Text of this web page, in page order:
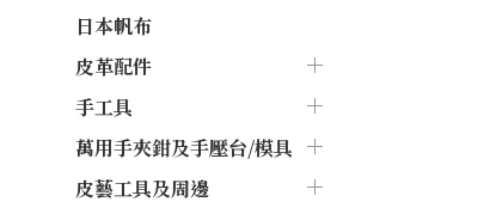
日本帆布
皮革配件
手工具
萬用手夾鉗及手壓台/模具
皮藝工具及周邊